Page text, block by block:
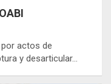
actos de
y desarticular…